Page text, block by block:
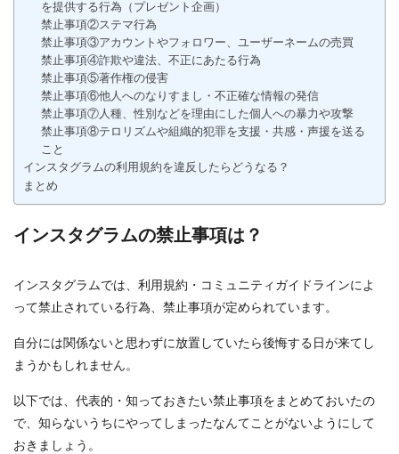
を提供する行為（プレゼント企画）
禁止事項②ステマ行為
禁止事項③アカウントやフォロワー、ユーザーネームの売買
禁止事項④詐欺や違法、不正にあたる行為
禁止事項⑤著作権の侵害
禁止事項⑥他人へのなりすまし・不正確な情報の発信
禁止事項⑦人種、性別などを理由にした個人への暴力や攻撃
禁止事項⑧テロリズムや組織的犯罪を支援・共感・声援を送る
こと
インスタグラムの利用規約を違反したらどうなる？
まとめ
インスタグラムの禁止事項は？
インスタグラムでは、利用規約・コミュニティガイドラインによ
って禁止されている行為、禁止事項が定められています。
自分には関係ないと思わずに放置していたら後悔する日が来てし
まうかもしれません。
以下では、代表的・知っておきたい禁止事項をまとめておいたの
で、知らないうちにやってしまったなんてことがないようにして
おきましょう。